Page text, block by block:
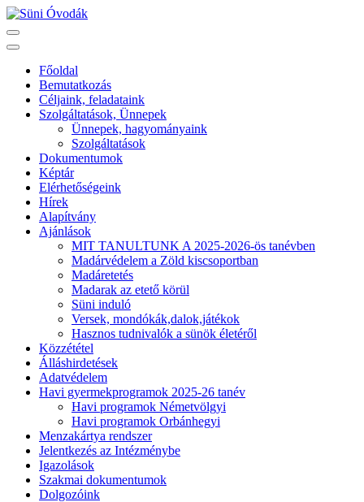
Skip
to
content
Enter)
Főoldal
Bemutatkozás
Céljaink, feladataink
Szolgáltatások, Ünnepek
Ünnepek, hagyományaink
Szolgáltatások
Dokumentumok
Képtár
Elérhetőségeink
Hírek
Alapítvány
Ajánlások
MIT TANULTUNK A 2025-2026-ös tanévben
Madárvédelem a Zöld kiscsoportban
Madáretetés
Madarak az etető körül
Süni induló
Versek, mondókák,dalok,játékok
Hasznos tudnivalók a sünök életéről
Közzététel
Álláshirdetések
Adatvédelem
Havi gyermekprogramok 2025-26 tanév
Havi programok Németvölgyi
Havi programok Orbánhegyi
Menzakártya rendszer
Jelentkezés az Intézménybe
Igazolások
Szakmai dokumentumok
Dolgozóink